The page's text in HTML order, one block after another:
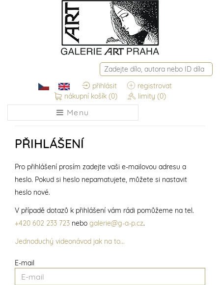
přihlásit
registrovat
nákupní košík (0) limity (0)
Menu
PŘIHLÁŠENÍ
E-mail
Pro přihlášení prosím zadejte vaši e-mailovou adresu a
heslo. Pokud si heslo nepamatujete, můžete si nastavit
heslo nové.
V případě dotazů k přihlášení vám rádi pomůžeme na tel.
+420 602 233 723 nebo galerie@g-a-p.cz.
Jednoduchý videonávod jak na to...